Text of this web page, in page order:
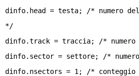
dinfo.head = testa; /* numero
*/
dinfo.track = traccia; /*
dinfo.sector = settore; /*
dinfo.nsectors = 1; /*